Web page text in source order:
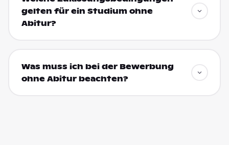
gelten für ein Studium ohne
Abitur?
Was muss ich bei der Bewerbung
ohne Abitur beachten?